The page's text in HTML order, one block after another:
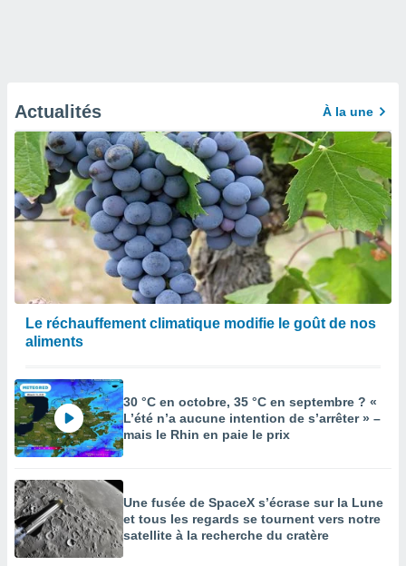
Actualités À la une
Le réchauffement climatique modifie le goût de nos
aliments
30 °C en octobre, 35 °C en septembre ? «
L’été n’a aucune intention de s’arrêter » –
mais le Rhin en paie le prix
Une fusée de SpaceX s’écrase sur la Lune
et tous les regards se tournent vers notre
satellite à la recherche du cratère